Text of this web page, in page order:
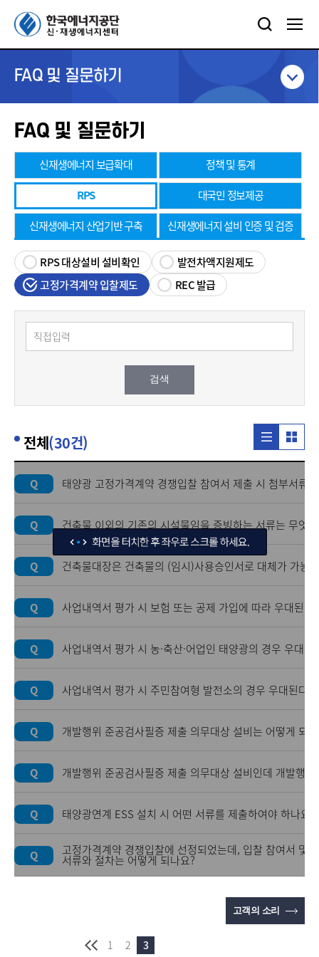
FAQ 및 질문하기
FAQ 및 질문하기
신재생에너지 보급확대
정책 및 통계
RPS
대국민 정보제공
신재생에너지 산업기반 구축
신재생에너지 설비 인증 및 검증
RPS 대상설비 설비확인
발전차액지원제도
고정가격계약 입찰제도
REC 발급
전체(30건)
Q 태양광 고정가격계약 경쟁입찰 참여서 제출 시 첨부서류
Q 건축물 이외의 기존의 시설물임을 증빙하는 서류는 무엇
Q 건축물대장은 건축물의 (임시)사용승인서로 대체가 가능
Q 사업내역서 평가 시 보험 또는 공제 가입에 따라 우대된
Q 사업내역서 평가 시 농·축산·어업인 태양광의 경우 우대
Q 사업내역서 평가 시 주민참여형 발전소의 경우 우대된다
Q 개발행위 준공검사필증 제출 의무대상 설비는 어떻게 되
Q 개발행위 준공검사필증 제출 의무대상 설비인데 개발행
Q 태양광연계 ESS 설치 시 어떤 서류를 제출하여야 하나요?
Q 고정가격계약 경쟁입찰에 선정되었는데, 입찰 참여서 및
서류와 절차는 어떻게 되나요?
고객의 소리
1 2 3